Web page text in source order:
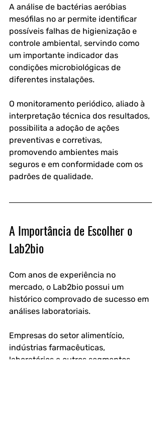
A análise de bactérias aeróbias
mesófilas no ar permite identificar
possíveis falhas de higienização e
controle ambiental, servindo como
um importante indicador das
condições microbiológicas de
diferentes instalações.
O monitoramento periódico, aliado à
interpretação técnica dos resultados,
possibilita a adoção de ações
preventivas e corretivas,
promovendo ambientes mais
seguros e em conformidade com os
padrões de qualidade.
A Importância de Escolher o
Lab2bio
Com anos de experiência no
mercado, o Lab2bio possui um
histórico comprovado de sucesso em
análises laboratoriais.
Empresas do setor alimentício,
indústrias farmacêuticas,
laboratórios e outros segmentos